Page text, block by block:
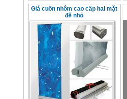
Giá cuốn nhôm cao cấp hai mặt
đế nhỏ